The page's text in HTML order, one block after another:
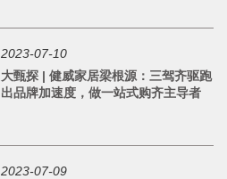
2023-07-10
大甄探 | 健威家居梁根源：三驾齐驱跑
出品牌加速度，做一站式购齐主导者
2023-07-09